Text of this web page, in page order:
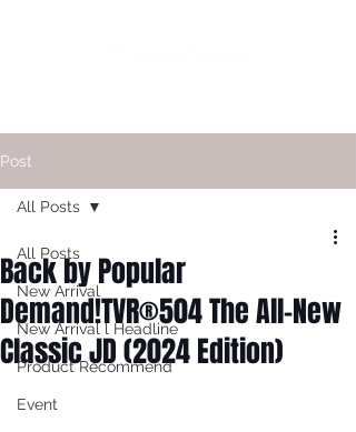
Post
All Posts
New Arrival
New Arrival l Headline
Product Recommend
Event
All Posts
Back by Popular
Demand!TVR®504 The All-New
Classic JD (2024 Edition)